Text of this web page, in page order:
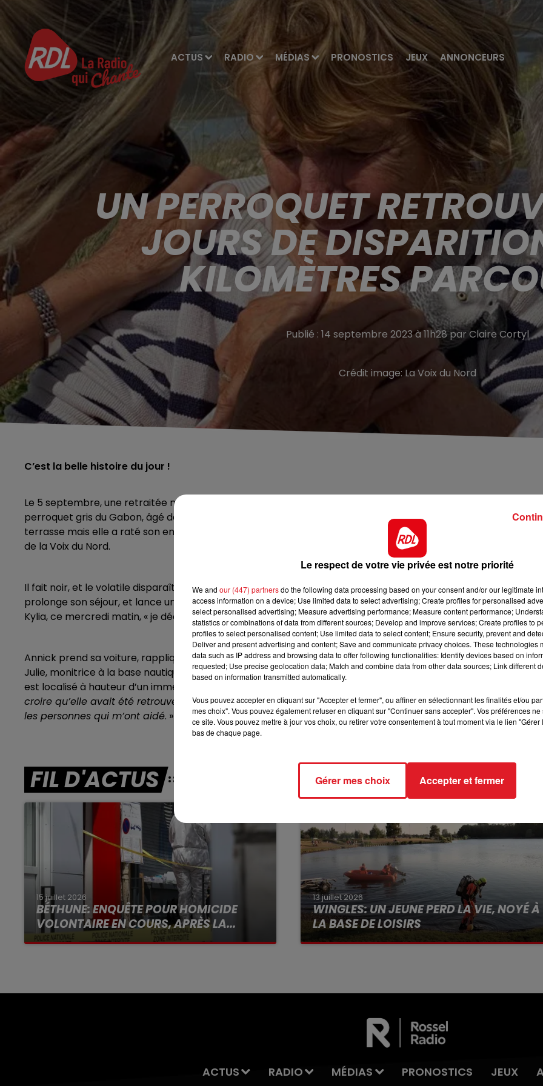
ACTUS RADIO MÉDIAS PRONOSTICS JEUX ANNONCEURS
12h00 - 13h00
RDL & VOUS
UN PERROQUET
JOURS DE
KILOMÈTRES
Publié : 14 septembre 2023 à 11h28 par Claire Cortyl
Crédit image: La Voix du Nord
C’est la belle histoire du jour !
Le 5 septembre, une retraitée maubeugeoise en vacances à Conchil-le-Temple perd son perroquet, Kylia, un
perroquet gris du Gabon, âgé de 15 ans. « J’avais mal fermé la cage et Kylia a tenté de nous rejoindre sur la
terrasse mais elle a raté son envol », retrace Annick, aussi surnommée la dame aux perroquets à nos
de la Voix du Nord.
Il fait noir, et le volatile disparaît dans la végétation du camping. Impossible de remettre la main dessus.
prolonge son séjour, et lance un appel à témoins sur les réseaux sociaux. Elle finit par retrouver la trace de
Kylia, ce mercredi matin, « je découvre qu’une dame l’a eu sur son balcon, à Hardelot, deux jours plus tôt ».
Annick prend sa voiture, rapplique dans la station balnéaire et c’est avec l’aide d’une autre personne et de
Julie, monitrice à la base nautique
d’Hardelot, que la tournure des événements est enfin la bonne. Le
est localisé à hauteur d’un immeuble. Annick l’appelle. «
Elle est venue immédiatement. Je ne voulais pas
croire qu’elle avait été retrouvée. C’est une magnifique histoire et je ne peux que remercier Julie et toutes
les personnes qui m’ont aidé. »
FIL D'ACTUS
15 juillet 2026
BÉTHUNE: ENQUÊTE POUR HOMICIDE
VOLONTAIRE EN COURS, APRÈS LA...
Selon les premiers éléments, le logement
13 juillet 2026
WINGLES: UN JEUNE PERD LA VIE, NOYÉ À
LA BASE DE LOISIRS
La victime a coulé à pic
ACTUS RADIO MÉDIAS PRONOSTICS JEUX
Le respect de votre vie privée est notre priorité
We and our (447) partnersdo the following data processing based on your consent and/or our legitimate
access information on a device; Use limited data to select advertising; Create profiles for personalised
select personalised advertising; Measure advertising performance; Measure content performance;
statistics or combinations of data from different sources; Develop and improve services; Create profiles to
profiles to select personalised content; Use limited data to select content; Ensure security, prevent and
Deliver and present advertising and content; Save and communicate privacy choices. These technologies
data such as IP address and browsing data to offer following functionalities: Identify devices based on
requested; Use precise geolocation data; Match and combine data from other data sources; Link different
based on information transmitted automatically.
Vous pouvez accepter en cliquant sur "Accepter et fermer", ou affiner en sélectionnant les finalités et/ou
mes choix". Vous pouvez également refuser en cliquant sur "Continuer sans accepter". Vos préférences
ce site. Vous pouvez mettre à jour vos choix, ou retirer votre consentement à tout moment via le lien
bas de chaque page.
Gérer mes choix Accepter et fermer